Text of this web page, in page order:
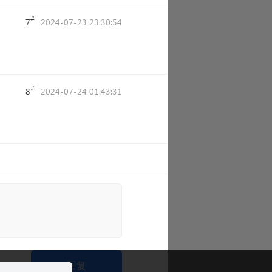
7# 2024-07-23 23:30:54
8# 2024-07-24 01:43:31
回复